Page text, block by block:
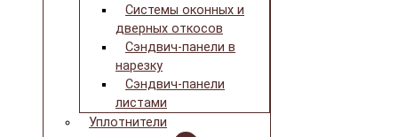
Системы оконных и
дверных откосов
Сэндвич-панели в
нарезку
Сэндвич-панели
листами
Уплотнители